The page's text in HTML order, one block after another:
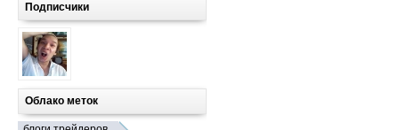
Подписчики
Облако меток